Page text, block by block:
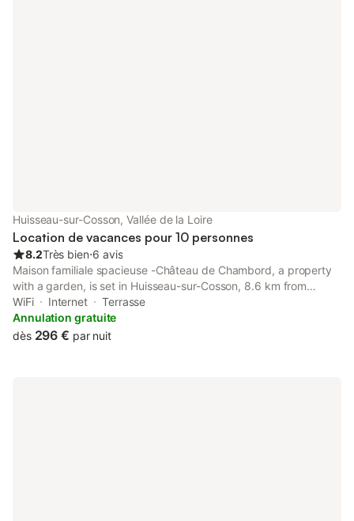
Huisseau-sur-Cosson, Vallée de la Loire
Location de vacances pour 10 personnes
8.2Très bien⋅6 avis
Maison familiale spacieuse -Château de Chambord, a property
with a garden, is set in Huisseau-sur-Cosson, 8.6 km from
Chateau de Villesavin, 14 km from Cathedral of St. Louis of
Blois, as well as 14 km from Blois Train Station.
WiFi Internet
Terrasse
Annulation gratuite
dès 296 € par nuit